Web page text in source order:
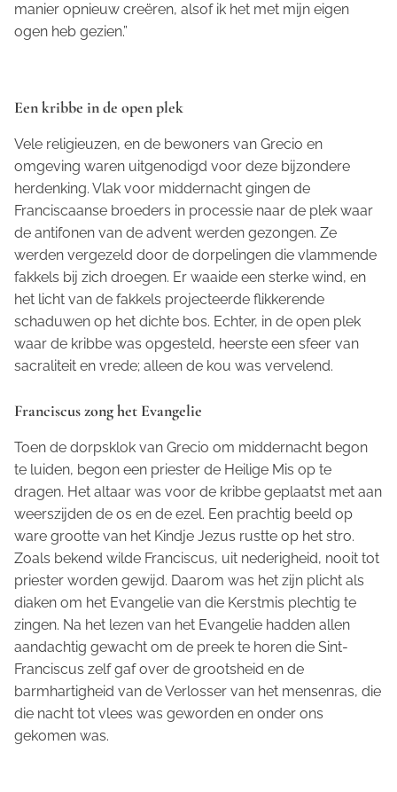
manier opnieuw creëren, alsof ik het met mijn eigen
ogen heb gezien.”
Een kribbe in de open plek
Vele religieuzen, en de bewoners van Grecio en
omgeving waren uitgenodigd voor deze bijzondere
herdenking. Vlak voor middernacht gingen de
Franciscaanse broeders in processie naar de plek waar
de antifonen van de advent werden gezongen. Ze
werden vergezeld door de dorpelingen die vlammende
fakkels bij zich droegen. Er waaide een sterke wind, en
het licht van de fakkels projecteerde flikkerende
schaduwen op het dichte bos. Echter, in de open plek
waar de kribbe was opgesteld, heerste een sfeer van
sacraliteit en vrede; alleen de kou was vervelend.
Franciscus zong het Evangelie
Toen de dorpsklok van Grecio om middernacht begon
te luiden, begon een priester de Heilige Mis op te
dragen. Het altaar was voor de kribbe geplaatst met aan
weerszijden de os en de ezel. Een prachtig beeld op
ware grootte van het Kindje Jezus rustte op het stro.
Zoals bekend wilde Franciscus, uit nederigheid, nooit tot
priester worden gewijd. Daarom was het zijn plicht als
diaken om het Evangelie van die Kerstmis plechtig te
zingen. Na het lezen van het Evangelie hadden allen
aandachtig gewacht om de preek te horen die Sint-
Franciscus zelf gaf over de grootsheid en de
barmhartigheid van de Verlosser van het mensenras, die
die nacht tot vlees was geworden en onder ons
gekomen was.